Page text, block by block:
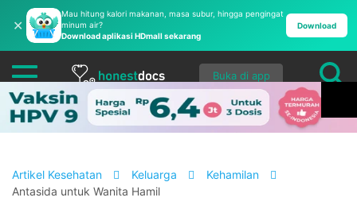
✕
Mau hitung kalori makanan, masa subur, hingga pengingat
minum air?
Download aplikasi HDmall sekarang
Download
Buka di app
Artikel Kesehatan Keluarga
Kehamilan
Antasida untuk Wanita Hamil